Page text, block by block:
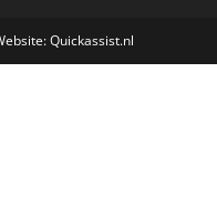
Quickassist.nl